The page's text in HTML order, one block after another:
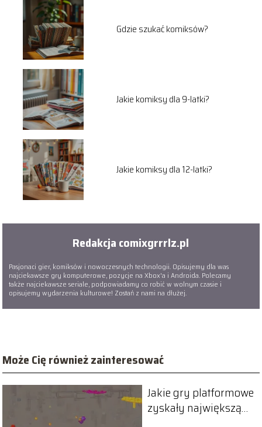
Gdzie szukać komiksów?
Jakie komiksy dla 9-latki?
Jakie komiksy dla 12-latki?
Redakcja comixgrrrlz.pl
Pasjonaci gier, komiksów i nowoczesnych technologii. Opisujemy dla was
najciekawsze gry komputerowe, pozycje na Xbox'a i Androida. Polecamy
także najciekawsze seriale, podpowiadamy co robić w wolnym czasie i
opisujemy wydarzenia kulturowe! Zostań z nami na dłużej.
Może Cię również zainteresować
Jakie gry platformowe
zyskały największą